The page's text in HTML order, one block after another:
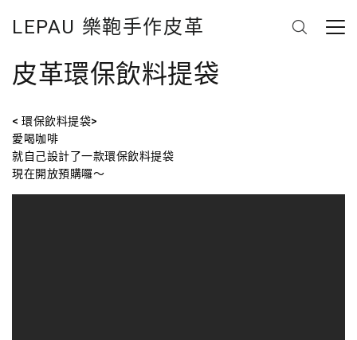
LEPAU 樂鞄手作皮革
皮革環保飲料提袋
< 環保飲料提袋>
愛喝咖啡
就自己設計了一款環保飲料提袋
現在開放預購囉～